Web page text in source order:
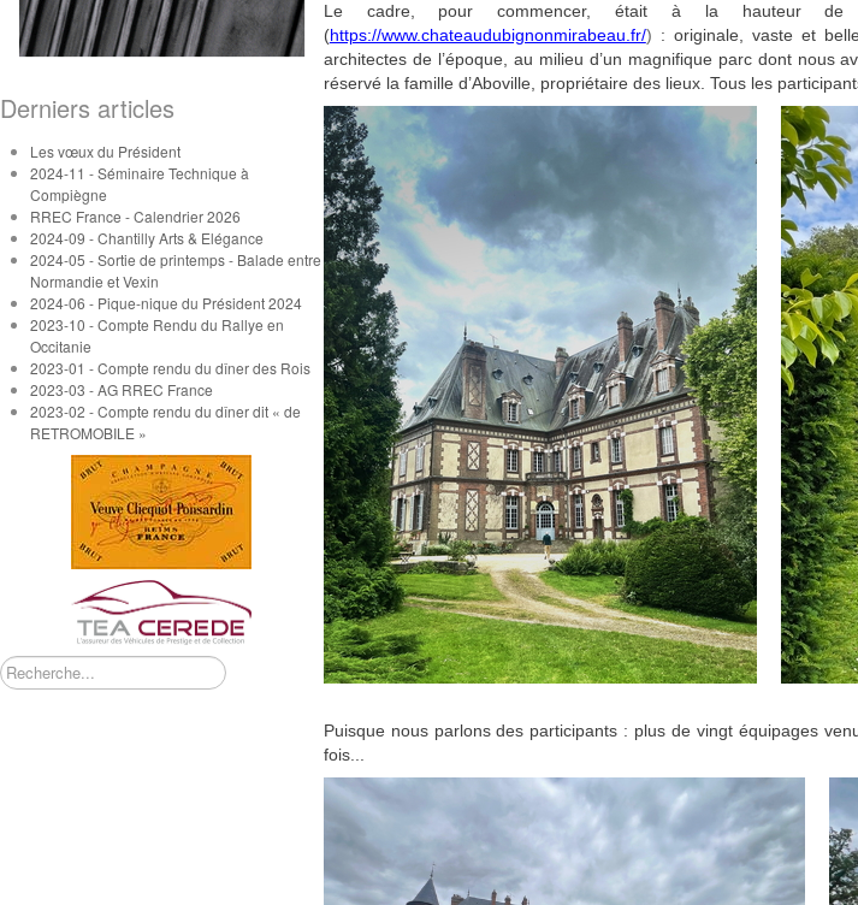
Derniers articles
Les vœux du Président
2024-11 - Séminaire Technique à
Compiègne
RREC France - Calendrier 2026
2024-09 - Chantilly Arts & Elégance
2024-05 - Sortie de printemps - Balade entre
Normandie et Vexin
2024-06 - Pique-nique du Président 2024
2023-10 - Compte Rendu du Rallye en
Occitanie
2023-01 - Compte rendu du dîner des Rois
2023-03 - AG RREC France
2023-02 - Compte rendu du dîner dit « de
RETROMOBILE »
Rechercher
Le cadre, pour commencer, était à la hauteur
(https://www.chateaudubignonmirabeau.fr/) : originale, vaste et
architectes de l’époque, au milieu d’un magnifique parc dont nous
réservé la famille d’Aboville, propriétaire des lieux. Tous les
Puisque nous parlons des participants : plus de vingt équipages
fois...